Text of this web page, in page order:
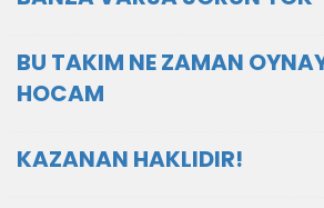
BU TAKIM NE ZAMAN
HOCAM
KAZANAN HAKLIDIR!